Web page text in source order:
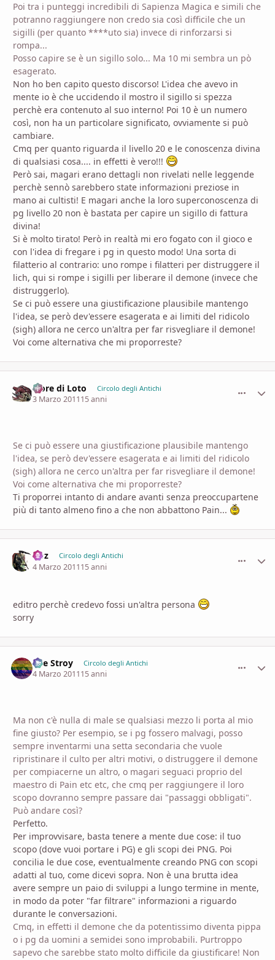
Poi tra i punteggi incredibili di Sapienza Magica e simili che
potranno raggiungere non credo sia così difficile che un
sigilli (per quanto ****uto sia) invece di rinforzarsi si
rompa...
Posso capire se è un sigillo solo... Ma 10 mi sembra un pò
esagerato.
Non ho ben capito questo discorso! L'idea che avevo in
mente io è che uccidendo il mostro il sigillo si spezza
perchè era contenuto al suo interno! Poi 10 è un numero
così, non ha un particolare significato, ovviamente si può
cambiare.
Cmq per quanto riguarda il livello 20 e le conoscenza divina
di qualsiasi cosa.... in effetti è vero!!!
Però sai, magari erano dettagli non rivelati nelle leggende
perchè sennò sarebbero state informazioni preziose in
mano ai cultisti! E magari anche la loro superconoscenza di
pg livello 20 non è bastata per capire un sigillo di fattura
divina!
Si è molto tirato! Però in realtà mi ero fogato con il gioco e
con l'idea di fregare i pg in questo modo! Una sorta di
filatterio al contrario: uno rompe i filatteri per distruggere il
lich, qui si rompe i sigilli per liberare il demone (invece che
distruggerlo).
Se ci può essere una giustificazione plausibile mantengo
l'idea, se però dev'essere esagerata e ai limiti del ridicolo
(sigh) allora ne cerco un'altra per far risvegliare il demone!
Voi come alternativa che mi proporreste?
Fiore di Loto Circolo degli Antichi
3 Marzo 201115 anni
Se ci può essere una giustificazione plausibile mantengo
l'idea, se però dev'essere esagerata e ai limiti del ridicolo
(sigh) allora ne cerco un'altra per far risvegliare il demone!
Voi come alternativa che mi proporreste?
Ti proporrei intanto di andare avanti senza preoccupartene
più di tanto almeno fino a che non abbattono Pain...
Goz Circolo degli Antichi
4 Marzo 201115 anni
editro perchè credevo fossi un'altra persona
sorry
The Stroy Circolo degli Antichi
4 Marzo 201115 anni
Ma non c'è nulla di male se qualsiasi mezzo li porta al mio
fine giusto? Per esempio, se i pg fossero malvagi, posso
sempre inventarmi una setta secondaria che vuole
ripristinare il culto per altri motivi, o distruggere il demone
per compiacerne un altro, o magari seguaci proprio del
maestro di Pain etc etc, che cmq per raggiungere il loro
scopo dovranno sempre passare dai "passaggi obbligati".
Può andare così?
Perfetto.
Per improvvisare, basta tenere a mente due cose: il tuo
scopo (dove vuoi portare i PG) e gli scopi dei PNG. Poi
concilia le due cose, eventualmente creando PNG con scopi
adatti al tuo, come dicevi sopra. Non è una brutta idea
avere sempre un paio di sviluppi a lungo termine in mente,
in modo da poter "far filtrare" informazioni a riguardo
durante le conversazioni.
Cmq, in effetti il demone che da potentissimo diventa pippa
o i pg da uomini a semidei sono improbabili. Purtroppo
sapevo che sarebbe stato molto difficile da giustificare! Non